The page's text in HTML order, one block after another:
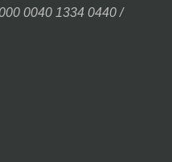
0040 1334 0440 /